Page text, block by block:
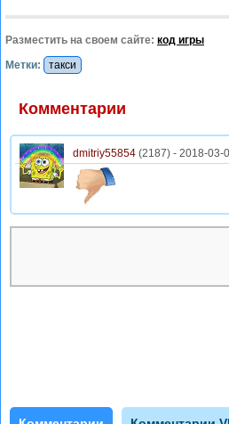
Разместить на своем сайте: код игры
Метки:
такси
Комментарии
dmitriy55854 (2187) - 2018-03-